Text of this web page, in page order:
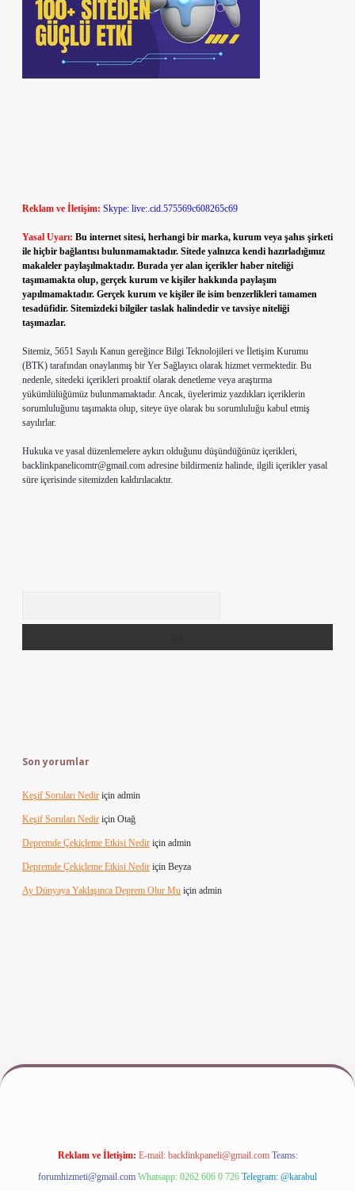
Reklam ve İletişim: Skype: live:.cid.575569c608265c69
Yasal Uyarı: Bu internet sitesi, herhangi bir marka, kurum veya şahıs şirketi
ile hiçbir bağlantısı bulunmamaktadır. Sitede yalnızca kendi hazırladığımız
makaleler paylaşılmaktadır. Burada yer alan içerikler haber niteliği
taşımamakta olup, gerçek kurum ve kişiler hakkında paylaşım
yapılmamaktadır. Gerçek kurum ve kişiler ile isim benzerlikleri tamamen
tesadüfidir. Sitemizdeki bilgiler taslak halindedir ve tavsiye niteliği
taşımazlar.
Sitemiz, 5651 Sayılı Kanun gereğince Bilgi Teknolojileri ve İletişim Kurumu
(BTK) tarafından onaylanmış bir Yer Sağlayıcı olarak hizmet vermektedir. Bu
nedenle, sitedeki içerikleri proaktif olarak denetleme veya araştırma
yükümlülüğümüz bulunmamaktadır. Ancak, üyelerimiz yazdıkları içeriklerin
sorumluluğunu taşımakta olup, siteye üye olarak bu sorumluluğu kabul etmiş
sayılırlar.
Hukuka ve yasal düzenlemelere aykırı olduğunu düşündüğünüz içerikleri,
backlinkpanelicomtr@gmail.com adresine bildirmeniz halinde, ilgili içerikler yasal
süre içerisinde sitemizden kaldırılacaktır.
Son yorumlar
Keşif Soruları Nedir için admin
Keşif Soruları Nedir için Otağ
Depremde Çekiçleme Etkisi Nedir için admin
Depremde Çekiçleme Etkisi Nedir için Beyza
Ay Dünyaya Yaklaşınca Deprem Olur Mu için admin
www.betexper.xyz/
Reklam ve İletişim: E-mail: backlinkpaneli@gmail.com Teams:
forumhizmeti@gmail.com Whatsapp: 0262 606 0 726 Telegram: @karabul